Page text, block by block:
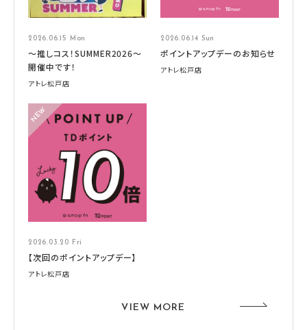
2026.06.15 Mon
～推しコス！SUMMER2026～
開催中です！
アトレ松戸店
2026.06.14 Sun
ポイントアップデーのお知らせ
アトレ松戸店
2026.03.20 Fri
【次回のポイントアップデー】
アトレ松戸店
VIEW MORE